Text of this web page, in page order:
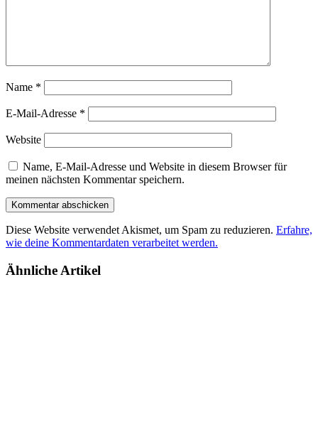
Name *
E-Mail-Adresse *
Website
Name, E-Mail-Adresse und Website in diesem Browser für
meinen nächsten Kommentar speichern.
Diese Website verwendet Akismet, um Spam zu reduzieren. Erfahre,
wie deine Kommentardaten verarbeitet werden.
Ähnliche Artikel